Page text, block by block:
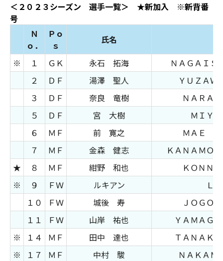
＜２０２３シーズン 選手一覧＞ ★新加入 ※新背番
号
Ｎ
ｏ．
Ｐｏ
ｓ
氏名
※
１ ＧＫ 永石 拓海
ＮＡＧＡＩ
２
ＤＦ 湯澤 聖人
ＹＵＺＡ
３
ＤＦ 奈良 竜樹
ＮＡＲＡ
５
ＤＦ 宮 大樹
ＭＩＹ
６
ＭＦ 前 寛之
ＭＡＥ Ｈ
７
ＭＦ 金森 健志
ＫＡＮＡＭＯ
★
８ ＭＦ 紺野 和也
ＫＯＮＮ
※
９ ＦＷ ルキアン
Ｌ
１０
ＦＷ 城後 寿
ＪＯＧＯ
１１
ＦＷ 山岸 祐也
ＹＡＭＡＧ
※
１４ ＭＦ 田中 達也
ＴＡＮＡＫ
※
１７ ＭＦ 中村 駿
ＮＡＫＡ